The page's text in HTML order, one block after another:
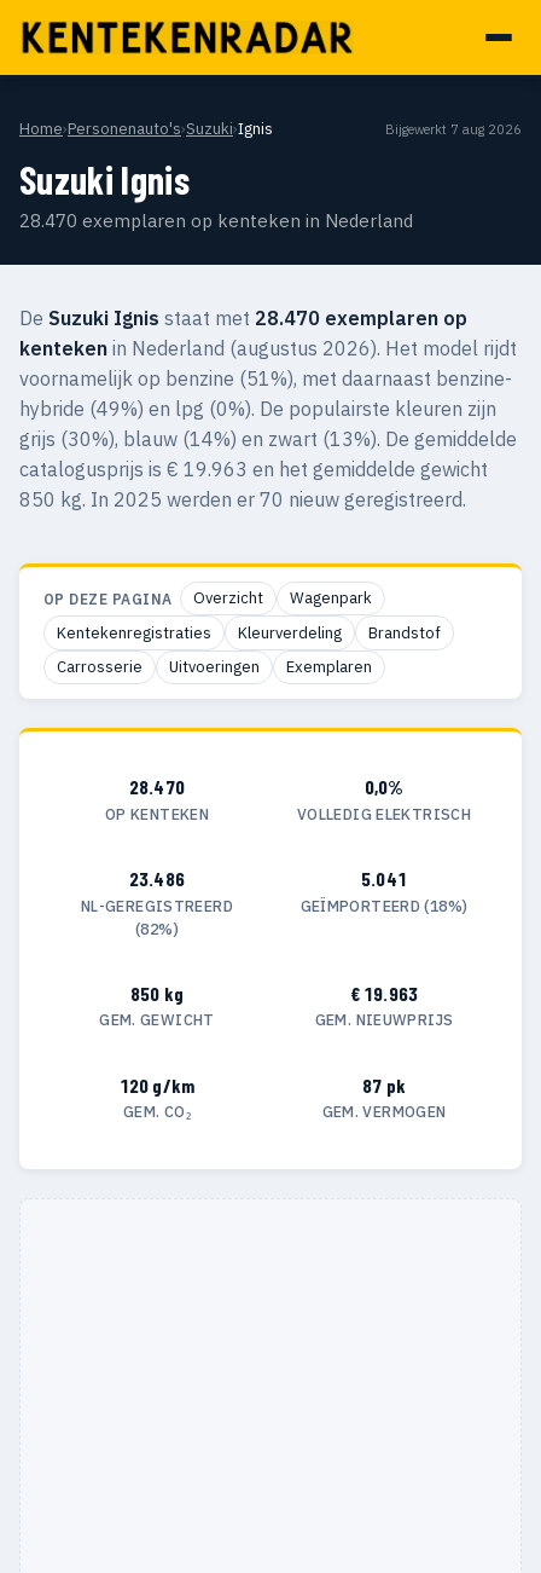
Home›Personenauto's›Suzuki›Ignis Bijgewerkt 7 aug 2026
Suzuki Ignis
28.470 exemplaren op kenteken in Nederland
De Suzuki Ignis staat met 28.470 exemplaren op
kenteken in Nederland (augustus 2026). Het model rijdt
voornamelijk op benzine (51%), met daarnaast benzine-
hybride (49%) en lpg (0%). De populairste kleuren zijn
grijs (30%), blauw (14%) en zwart (13%). De gemiddelde
catalogusprijs is € 19.963 en het gemiddelde gewicht
850 kg. In 2025 werden er 70 nieuw geregistreerd.
OP DEZE PAGINA Overzicht
Wagenpark
Kentekenregistraties
Kleurverdeling
Brandstof
Carrosserie
Uitvoeringen Exemplaren
28.470
OP KENTEKEN
0,0%
VOLLEDIG ELEKTRISCH
23.486
NL-GEREGISTREERD
(82%)
5.041
GEÏMPORTEERD (18%)
850 kg
GEM. GEWICHT
€ 19.963
GEM. NIEUWPRIJS
120 g/km
GEM. CO₂
87 pk
GEM. VERMOGEN